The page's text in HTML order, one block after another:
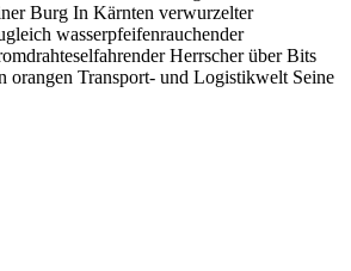
Burg In Kärnten verwurzelter
wasserpfeifenrauchender
Herrscher über Bits
orangen Transport- und Logistikwelt Seine